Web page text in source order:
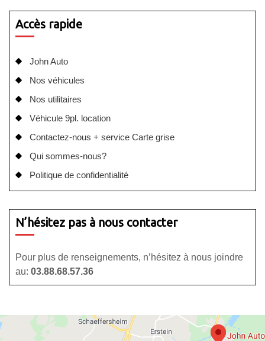
Accès rapide
John Auto
Nos véhicules
Nos utilitaires
Véhicule 9pl. location
Contactez-nous + service Carte grise
Qui sommes-nous?
Politique de confidentialité
N’hésitez pas à nous contacter
Pour plus de renseignements, n’hésitez à nous joindre
au: 03.88.68.57.36